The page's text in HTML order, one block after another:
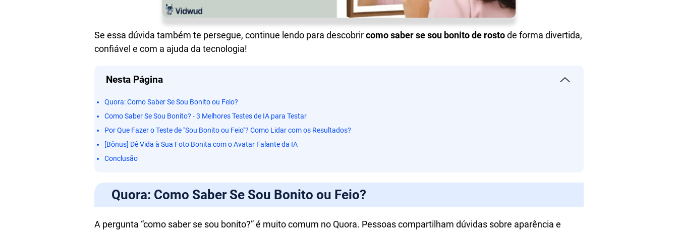
Se essa dúvida também te persegue, continue lendo para descobrircomo saber se sou bonito de rostode forma divertida,
confiável e com a ajuda da tecnologia!
Nesta Página
Quora: Como Saber Se Sou Bonito ou Feio?
Como Saber Se Sou Bonito? - 3 Melhores Testes de IA para Testar
Por Que Fazer o Teste de "Sou Bonito ou Feio"? Como Lidar com os Resultados?
[Bônus] Dê Vida à Sua Foto Bonita com o Avatar Falante da IA
Conclusão
Quora: Como Saber Se Sou Bonito ou Feio?
A pergunta “como saber se sou bonito?” é muito comum no Quora. Pessoas compartilham dúvidas sobre aparência e